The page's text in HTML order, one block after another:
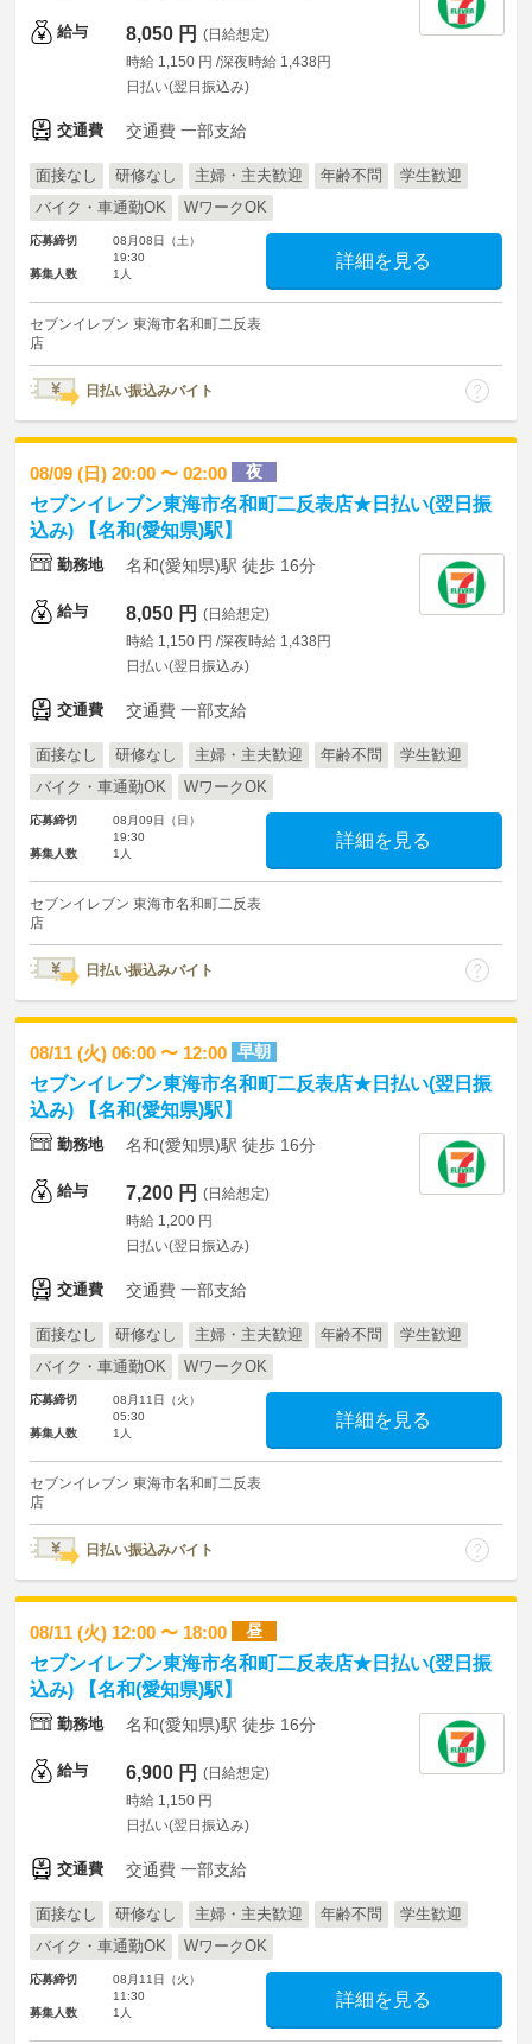
給与 8,050 円 (日給想定)
時給 1,150 円 /深夜時給 1,438円
日払い(翌日振込み)
交通費 交通費 一部支給
面接なし 研修なし 主婦・主夫歓迎 年齢不問
学生歓迎
バイク・車通勤OK
WワークOK
応募締切
08月08日（土）
19:30
募集人数
1人
詳細を見る
セブンイレブン 東海市名和町二反表
店
日払い振込みバイト
08/09 (日) 20:00 〜 02:00 夜
セブンイレブン東海市名和町二反表店★日払い(翌日振
込み) 【名和(愛知県)駅】
勤務地 名和(愛知県)駅 徒歩 16分
給与 8,050 円 (日給想定)
時給 1,150 円 /深夜時給 1,438円
日払い(翌日振込み)
交通費 交通費 一部支給
面接なし 研修なし 主婦・主夫歓迎 年齢不問
学生歓迎
バイク・車通勤OK
WワークOK
応募締切
08月09日（日）
19:30
募集人数
1人
詳細を見る
セブンイレブン 東海市名和町二反表
店
日払い振込みバイト
08/11 (火) 06:00 〜 12:00 早朝
セブンイレブン東海市名和町二反表店★日払い(翌日振
込み) 【名和(愛知県)駅】
勤務地 名和(愛知県)駅 徒歩 16分
給与 7,200 円 (日給想定)
時給 1,200 円
日払い(翌日振込み)
交通費 交通費 一部支給
面接なし 研修なし 主婦・主夫歓迎 年齢不問
学生歓迎
バイク・車通勤OK
WワークOK
応募締切
08月11日（火）
05:30
募集人数
1人
詳細を見る
セブンイレブン 東海市名和町二反表
店
日払い振込みバイト
08/11 (火) 12:00 〜 18:00 昼
セブンイレブン東海市名和町二反表店★日払い(翌日振
込み) 【名和(愛知県)駅】
勤務地 名和(愛知県)駅 徒歩 16分
給与 6,900 円 (日給想定)
時給 1,150 円
日払い(翌日振込み)
交通費 交通費 一部支給
面接なし 研修なし 主婦・主夫歓迎 年齢不問
学生歓迎
バイク・車通勤OK
WワークOK
応募締切
08月11日（火）
11:30
募集人数
1人
詳細を見る